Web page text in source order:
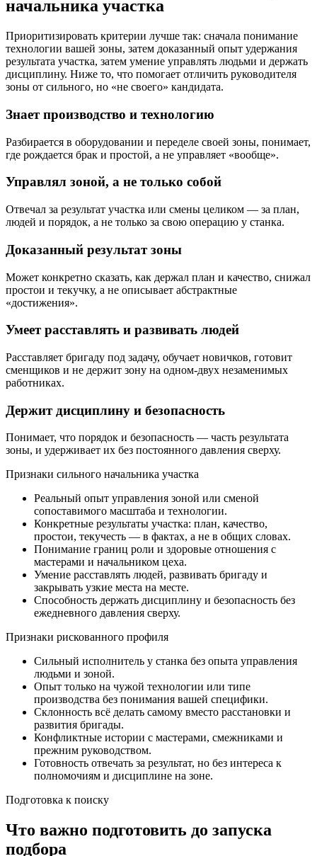
начальника участка
Приоритизировать критерии лучше так: сначала понимание
технологии вашей зоны, затем доказанный опыт удержания
результата участка, затем умение управлять людьми и держать
дисциплину. Ниже то, что помогает отличить руководителя
зоны от сильного, но «не своего» кандидата.
Знает производство и технологию
Разбирается в оборудовании и переделе своей зоны, понимает,
где рождается брак и простой, а не управляет «вообще».
Управлял зоной, а не только собой
Отвечал за результат участка или смены целиком — за план,
людей и порядок, а не только за свою операцию у станка.
Доказанный результат зоны
Может конкретно сказать, как держал план и качество, снижал
простои и текучку, а не описывает абстрактные
«достижения».
Умеет расставлять и развивать людей
Расставляет бригаду под задачу, обучает новичков, готовит
сменщиков и не держит зону на одном-двух незаменимых
работниках.
Держит дисциплину и безопасность
Понимает, что порядок и безопасность — часть результата
зоны, и удерживает их без постоянного давления сверху.
Признаки сильного начальника участка
Реальный опыт управления зоной или сменой
сопоставимого масштаба и технологии.
Конкретные результаты участка: план, качество,
простои, текучесть — в фактах, а не в общих словах.
Понимание границ роли и здоровые отношения с
мастерами и начальником цеха.
Умение расставлять людей, развивать бригаду и
закрывать узкие места на месте.
Способность держать дисциплину и безопасность без
ежедневного давления сверху.
Признаки рискованного профиля
Сильный исполнитель у станка без опыта управления
людьми и зоной.
Опыт только на чужой технологии или типе
производства без понимания вашей специфики.
Склонность всё делать самому вместо расстановки и
развития бригады.
Конфликтные истории с мастерами, смежниками и
прежним руководством.
Готовность отвечать за результат, но без интереса к
полномочиям и дисциплине на зоне.
Подготовка к поиску
Что важно подготовить до запуска
подбора